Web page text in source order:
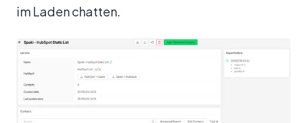
im Laden chatten.